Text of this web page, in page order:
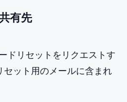
有先
ドリセットをリクエストす
セット用のメールに含まれ